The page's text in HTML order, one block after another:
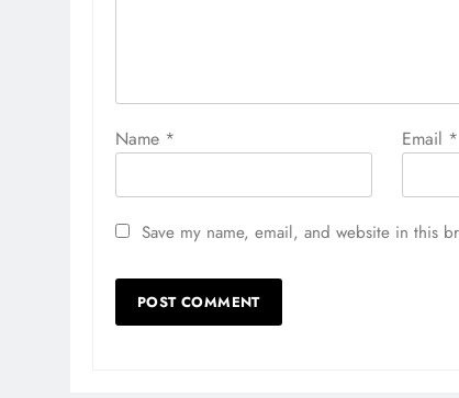
Name * Email *
Save my name, email, and website in this